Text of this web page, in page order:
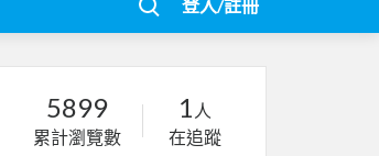
登入/註冊
5899
累計瀏覽數
1 人
在追蹤